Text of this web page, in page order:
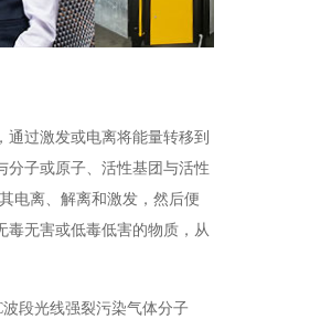
过激发或电离将能量转移到
分子或原子、活性基团与活性
电离、解离和激发，然后便
毒无害或低毒低害的物质，从
波段光线强裂污染气体分子